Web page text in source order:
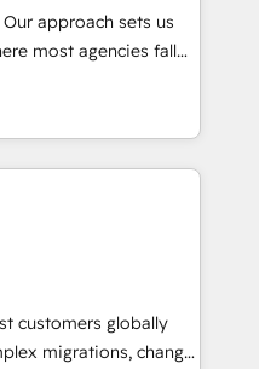
from any legacy
integrity. ➤
and service wired
Layer Breeze AI,
approach sets us
with technical
with the right
HubSpot and Clay,
in CRM
data intelligence,
- Speed: Launch
customers globally
migrations, change